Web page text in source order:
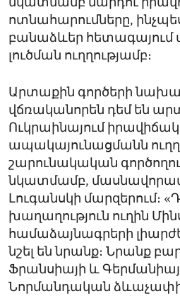
նկատմամբ մարդու
ոտնահարումները,
բանաձևեր հետագայում
լուծման ուղղությամբ։
Արտաքին գործերի
վճռականորեն դեմ են
Ուկրաինայում
ապակայունացմանն
շարունակական
նկատմամբ,
Լուգանսկի մարզերում։
խաղաղություն ուղին
համաձայնագրերի
նշել են նրանք։ Նրանք
Ֆրանսիայի և
Նորմանդական